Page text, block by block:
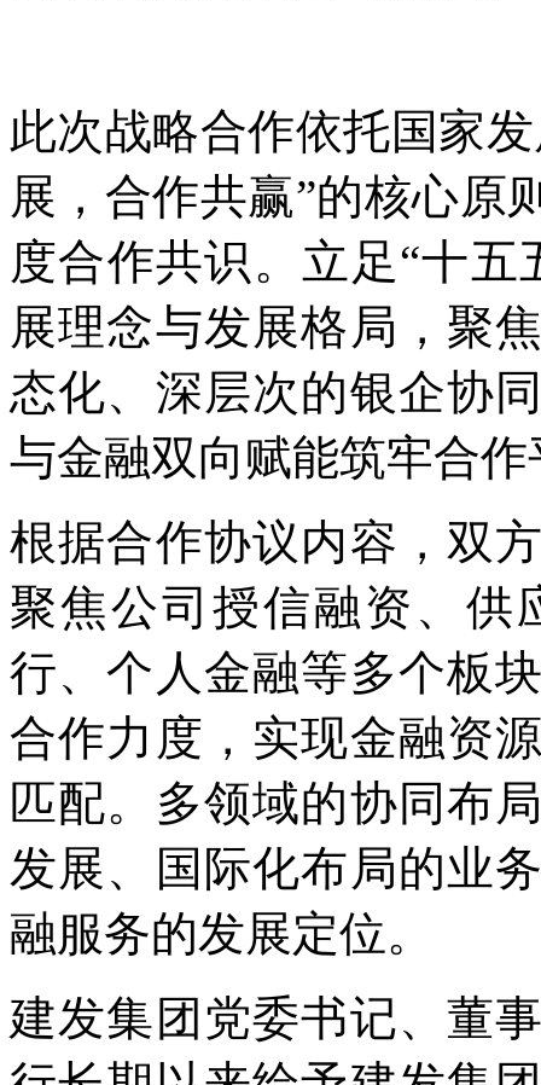
此次战略合作依托国家
展，合作共赢”的核心原
度合作共识。立足“十
展理念与发展格局，聚
态化、深层次的银企协
与金融双向赋能筑牢合作
根据合作协议内容，双
聚焦公司授信融资、供
行、个人金融等多个板
合作力度，实现金融资
匹配。多领域的协同布
发展、国际化布局的业
融服务的发展定位。
建发集团党委书记、董